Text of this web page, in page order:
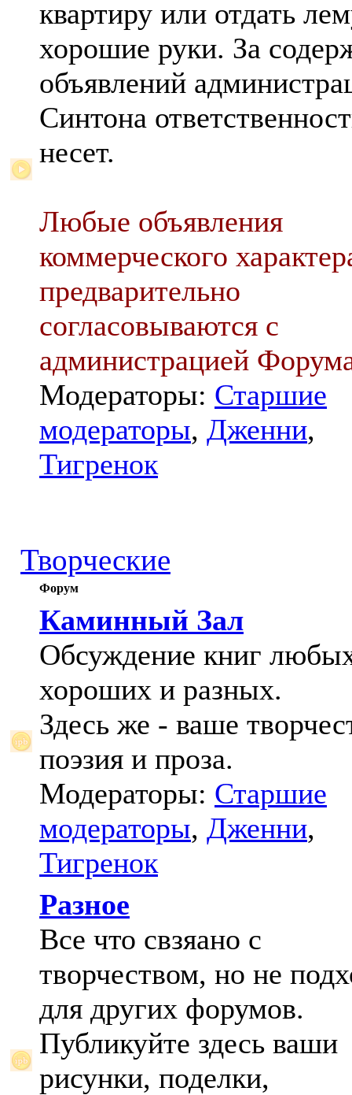
квартиру или отдать
хорошие руки. За
объявлений
Синтона
несет.
Любые объявления
коммерческого
предварительно
согласовываются с
администрацией
Модераторы: Старшие
модераторы, Дженни,
Тигренок
Творческие
Форум
Каминный Зал
Обсуждение книг
хороших и разных.
Здесь же - ваше
поэзия и проза.
Модераторы: Старшие
модераторы, Дженни,
Тигренок
Разное
Все что свзяано с
творчеством, но не
для других форумов.
Публикуйте здесь ваши
рисунки, поделки,